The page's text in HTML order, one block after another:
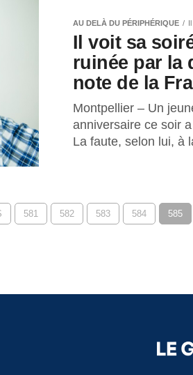
AU DELÀ DU PÉRIPHÉRIQUE
Il voit sa
ruinée par la
note de la
Montpellier – Un
anniversaire ce soir
La faute, selon lui, à
581 582 583 584 585